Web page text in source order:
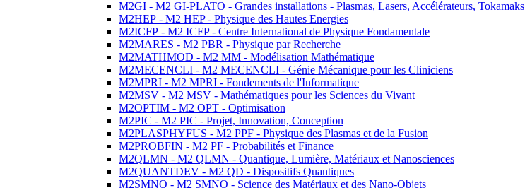
M2GI - M2 GI-PLATO - Grandes installations - Plasmas, Lasers, Accélérateurs, Tokamaks
M2HEP - M2 HEP - Physique des Hautes Energies
M2ICFP - M2 ICFP - Centre International de Physique Fondamentale
M2MARES - M2 PBR - Physique par Recherche
M2MATHMOD - M2 MM - Modélisation Mathématique
M2MECENCLI - M2 MECENCLI - Génie Mécanique pour les Cliniciens
M2MPRI - M2 MPRI - Fondements de l'Informatique
M2MSV - M2 MSV - Mathématiques pour les Sciences du Vivant
M2OPTIM - M2 OPT - Optimisation
M2PIC - M2 PIC - Projet, Innovation, Conception
M2PLASPHYFUS - M2 PPF - Physique des Plasmas et de la Fusion
M2PROBFIN - M2 PF - Probabilités et Finance
M2QLMN - M2 QLMN - Quantique, Lumière, Matériaux et Nanosciences
M2QUANTDEV - M2 QD - Dispositifs Quantiques
M2SMNO - M2 SMNO - Science des Matériaux et des Nano-Objets